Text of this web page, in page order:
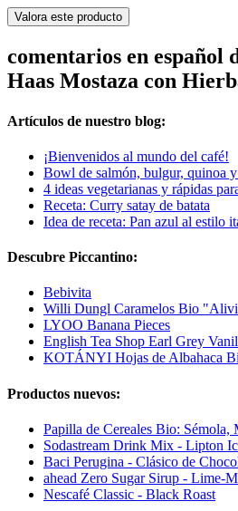
Valora este producto
comentarios en español
Haas Mostaza con
Artículos de nuestro blog:
¡Bienvenidos al mundo del café!
Bowl de salmón, bulgur, quinoa
4 ideas vegetarianas y rápidas
Receta: Curry satay de batata
Idea de receta: Pan azul al estilo
Descubre Piccantino:
Bebivita
Willi Dungl Caramelos Bio
LYOO Banana Pieces
English Tea Shop Earl Grey
KOTÁNYI Hojas de Albahaca
Productos nuevos:
Papilla de Cereales Bio: Sémola,
Sodastream Drink Mix - Lipton
Baci Perugina - Clásico de
ahead Zero Sugar Sirup - Lime-
Nescafé Classic - Black Roast